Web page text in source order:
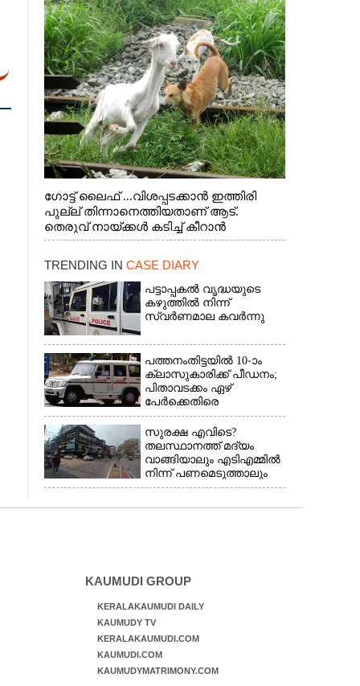
ഗോട്ട് ലൈഫ് ...വിശപ്പടക്കാൻ ഇത്തിരി
പുല്ല് തിന്നാനെത്തിയതാണ് ആട്.
തെരുവ് നായ്ക്കൾ കടിച്ച് കീറാൻ
വന്നതോടെ വയറിന്റെ ആന്തൽ മറന്ന്
വാത്തുരുത്തിയിൽ നിന്നുള്ള കാഴ്ച
TRENDING IN CASE DIARY
പട്ടാപ്പകൽ വൃദ്ധയുടെ
കഴുത്തിൽ നിന്ന്
സ്വർണമാല കവർന്നു
പത്തനംതിട്ടയിൽ 10-ാം
ക്ലാസുകാരിക്ക് പീഡനം;
പിതാവടക്കം ഏഴ്
പേർക്കെതിരെ
വെളിപ്പെടുത്തൽ,
മൂന്നുപേർ അറസ്റ്റിൽ
സുരക്ഷ എവിടെ?​
തലസ്ഥാനത്ത് മദ്യം
വാങ്ങിയാലും എടിഎമ്മിൽ
നിന്ന് പണമെടുത്താലും
പങ്കുചോദിച്ച്
KAUMUDI GROUP
KERALAKAUMUDI DAILY
KAUMUDY TV
KERALAKAUMUDI.COM
KAUMUDI.COM
KAUMUDYMATRIMONY.COM